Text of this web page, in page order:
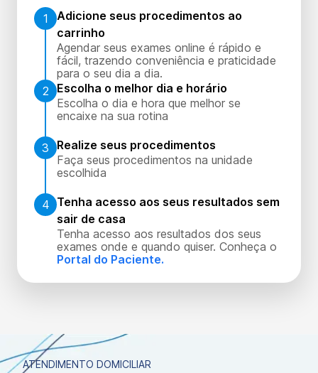
1
Adicione seus procedimentos ao
carrinho
Agendar seus exames online é rápido e
fácil, trazendo conveniência e praticidade
para o seu dia a dia.
2
Escolha o melhor dia e horário
Escolha o dia e hora que melhor se
encaixe na sua rotina
3
Realize seus procedimentos
Faça seus procedimentos na unidade
escolhida
4 Tenha acesso aos seus resultados sem
sair de casa
Tenha acesso aos resultados dos seus
exames onde e quando quiser. Conheça o
Portal do Paciente.
ATENDIMENTO DOMICILIAR